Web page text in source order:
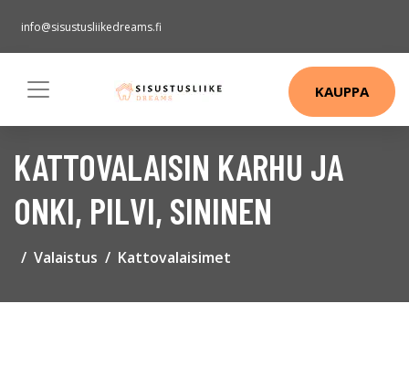
info@sisustusliikedreams.fi
KAUPPA
KATTOVALAISIN KARHU JA
ONKI, PILVI, SININEN
Valaistus Kattovalaisimet